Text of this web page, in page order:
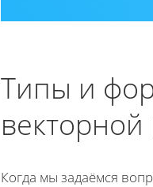
Типы и
векторной
Когда мы задаёмся